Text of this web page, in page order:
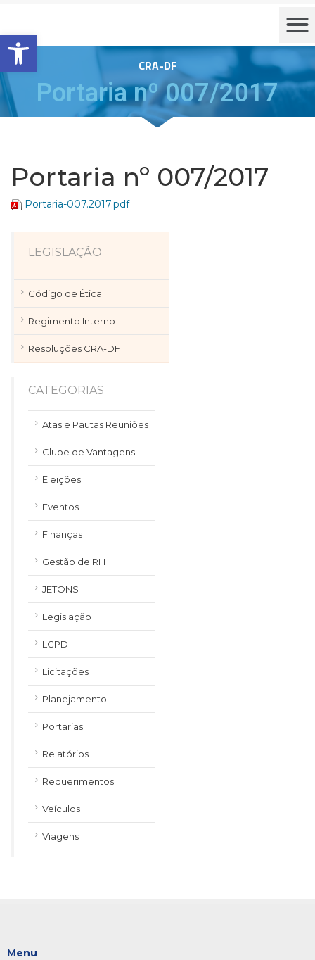
Barra de Ferramentas Aberta
CRA-DF
Portaria nº 007/2017
Portaria nº 007/2017
Portaria-007.2017.pdf
LEGISLAÇÃO
Código de Ética
Regimento Interno
Resoluções CRA-DF
CATEGORIAS
Atas e Pautas Reuniões
Clube de Vantagens
Eleições
Eventos
Finanças
Gestão de RH
JETONS
Legislação
LGPD
Licitações
Planejamento
Portarias
Relatórios
Requerimentos
Veículos
Viagens
Menu